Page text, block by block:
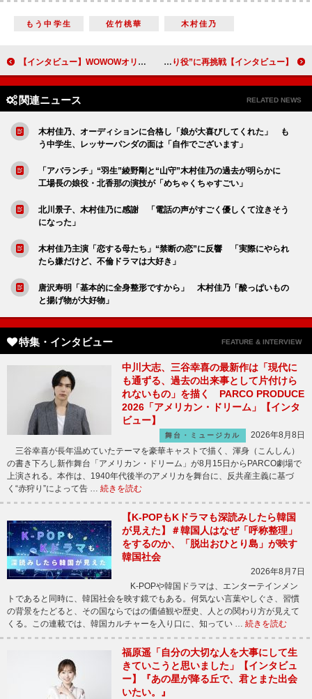
もう中学生 佐竹桃華 木村佳乃
【インタビュー】WOWOWオリジナルドラマ「松尾スズキと30分の女優２」生田絵梨花「いろんなことを面白がれるようになった」爆笑コントドラマで新境地を開拓！ 【インタビュー】映画『SING／シング：ネクストステージ』斎藤司「『グンターは絶対に離さないぞ！』という気持ちです（笑）」日本語吹き替え版で愛着ある“はまり役”に再挑戦！
関連ニュース RELATED NEWS
木村佳乃、オーディションに合格し「娘が大喜びしてくれた」 も
う中学生、レッサーパンダの面は「自作でございます」
「アバランチ」“羽生”綾野剛と“山守”木村佳乃の過去が明らかに
工場長の娘役・北香那の演技が「めちゃくちゃすごい」
北川景子、木村佳乃に感謝 「電話の声がすごく優しくて泣きそう
になった」
木村佳乃主演「恋する母たち」“禁断の恋”に反響 「実際にやられ
たら嫌だけど、不倫ドラマは大好き」
唐沢寿明「基本的に全身整形ですから」 木村佳乃「酸っぱいもの
と揚げ物が大好物」
特集・インタビュー FEATURE & INTERVIEW
中川大志、三谷幸喜の最新作は「現代に
も通ずる、過去の出来事として片付けら
れないもの」を描く PARCO PRODUCE
2026「アメリカン・ドリーム」【インタ
ビュー】
舞台・ミュージカル
2026年8月8日
三谷幸喜が長年温めていたテーマを豪華キャストで描く、渾身（こんしん）
の書き下ろし新作舞台「アメリカン・ドリーム」が8月15日からPARCO劇場で
上演される。本作は、1940年代後半のアメリカを舞台に、反共産主義に基づ
く“赤狩り”によって告 … 続きを読む
【K-POPもKドラマも深読みしたら韓国
が見えた】＃韓国人はなぜ「呼称整理」
をするのか、「脱出おひとり島」が映す
韓国社会
2026年8月7日
K-POPや韓国ドラマは、エンターテインメン
トであると同時に、韓国社会を映す鏡でもある。何気ない言葉やしぐさ、習慣
の背景をたどると、その国ならではの価値観や歴史、人との関わり方が見えて
くる。この連載では、韓国カルチャーを入り口に、知ってい … 続きを読む
福原遥「自分の大切な人を大事にして生
きていこうと思いました」【インタビュ
ー】『あの星が降る丘で、君とまた出会
いたい。』